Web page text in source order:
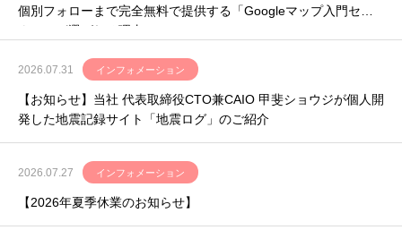
個別フォローまで完全無料で提供する「Googleマップ入門セミ
ナー」が選ばれる理由
2026.07.31 インフォメーション
【お知らせ】当社 代表取締役CTO兼CAIO 甲斐ショウジが個人開
発した地震記録サイト「地震ログ」のご紹介
2026.07.27 インフォメーション
【2026年夏季休業のお知らせ】